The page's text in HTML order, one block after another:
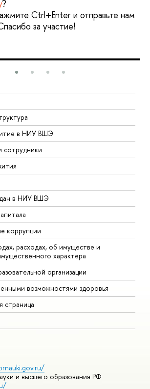
?
Ctrl+Enter и отправьте нам
за участие!
в НИУ ВШЭ
сотрудники
в НИУ ВШЭ
коррупции
расходах, об имуществе и
характера
организации
возможностями здоровья
страница
и высшего образования РФ